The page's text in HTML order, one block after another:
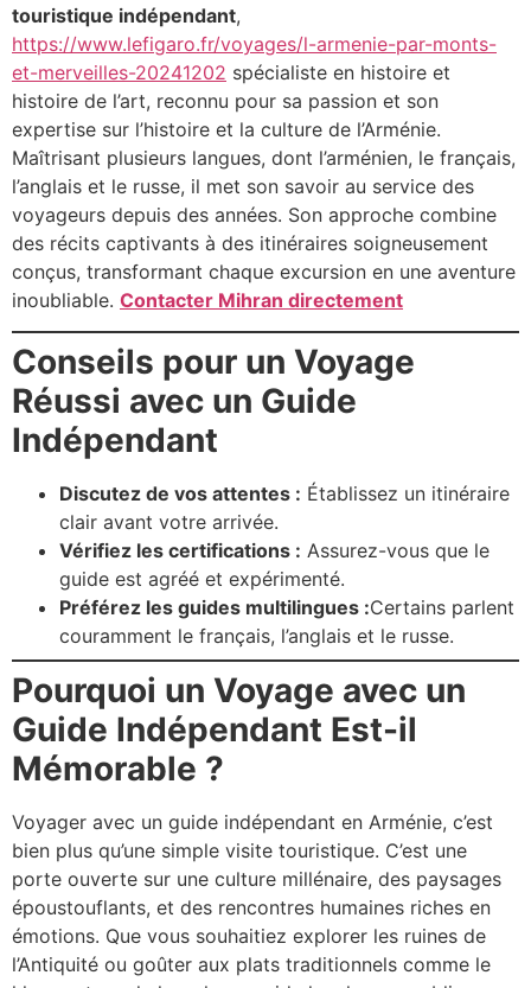
touristique indépendant,
https://www.lefigaro.fr/voyages/l-armenie-par-monts-
et-merveilles-20241202 spécialiste en histoire et
histoire de l’art, reconnu pour sa passion et son
expertise sur l’histoire et la culture de l’Arménie.
Maîtrisant plusieurs langues, dont l’arménien, le français,
l’anglais et le russe, il met son savoir au service des
voyageurs depuis des années. Son approche combine
des récits captivants à des itinéraires soigneusement
conçus, transformant chaque excursion en une aventure
inoubliable. Contacter Mihran directement
Conseils pour un Voyage
Réussi avec un Guide
Indépendant
Discutez de vos attentes : Établissez un itinéraire
clair avant votre arrivée.
Vérifiez les certifications : Assurez-vous que le
guide est agréé et expérimenté.
Préférez les guides multilingues :Certains parlent
couramment le français, l’anglais et le russe.
Pourquoi un Voyage avec un
Guide Indépendant Est-il
Mémorable ?
Voyager avec un guide indépendant en Arménie, c’est
bien plus qu’une simple visite touristique. C’est une
porte ouverte sur une culture millénaire, des paysages
époustouflants, et des rencontres humaines riches en
émotions. Que vous souhaitiez explorer les ruines de
l’Antiquité ou goûter aux plats traditionnels comme le